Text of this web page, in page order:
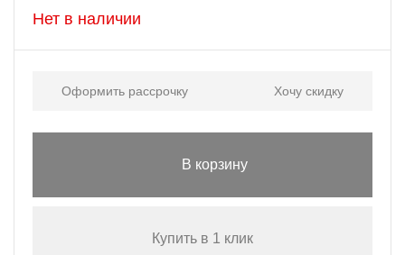
Нет в наличии
Оформить рассрочку Хочу скидку
В корзину
Купить в 1 клик